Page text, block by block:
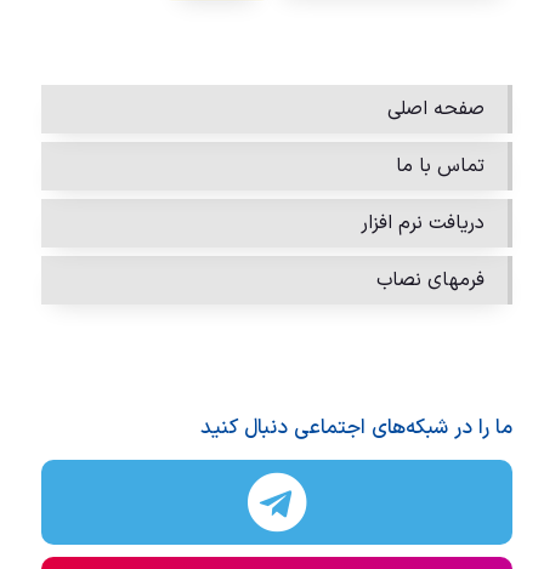
صفحه اصلی
تماس با ما
دریافت نرم افزار
فرمهای نصاب
ما را در شبکه‌های اجتماعی دنبال کنید